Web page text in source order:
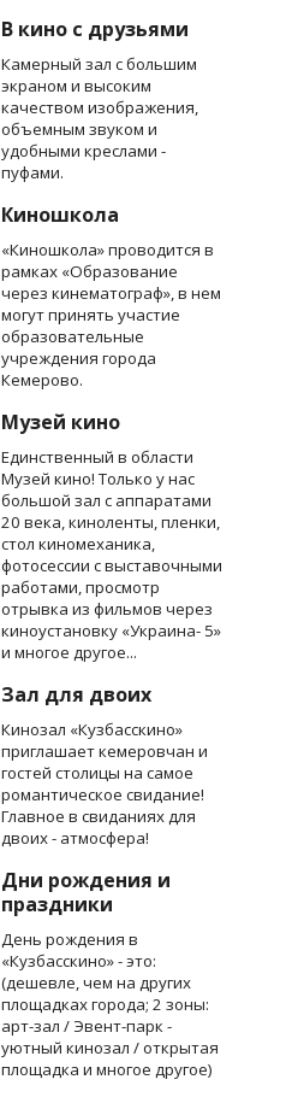
В кино с друзьями
Камерный зал с большим
экраном и высоким
качеством изображения,
объемным звуком и
удобными креслами -
пуфами.
Киношкола
«Киношкола» проводится в
рамках «Образование
через кинематограф», в нем
могут принять участие
образовательные
учреждения города
Кемерово.
Музей кино
Единственный в области
Музей кино! Только у нас
большой зал с аппаратами
20 века, киноленты, пленки,
стол киномеханика,
фотосессии с выставочными
работами, просмотр
отрывка из фильмов через
киноустановку «Украина- 5»
и многое другое...
Зал для двоих
Кинозал «Кузбасскино»
приглашает кемеровчан и
гостей столицы на самое
романтическое свидание!
Главное в свиданиях для
двоих - атмосфера!
Дни рождения и
праздники
День рождения в
«Кузбасскино» - это:
(дешевле, чем на других
площадках города; 2 зоны:
арт-зал / Эвент-парк -
уютный кинозал / открытая
площадка и многое другое)